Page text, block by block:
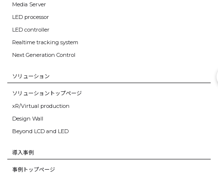
Media Server
LED processor
LED controller
Realtime tracking system
Next Generation Control
ソリューション
ソリューショントップページ
xR/Virtual production
Design Wall
Beyond LCD and LED
導入事例
事例トップページ